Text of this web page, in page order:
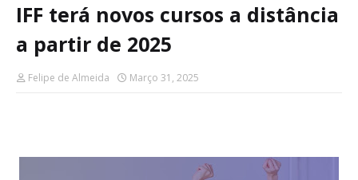
IFF terá novos cursos a distância
a partir de 2025
Felipe de Almeida Março 31, 2025